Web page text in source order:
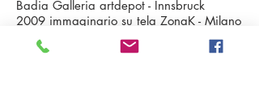
Badia Galleria artdepot - Innsbruck
2009 immaginario su tela ZonaK - Milano
2006 arte fotografica dall’Alto Adige nel
parlamento di Vienna